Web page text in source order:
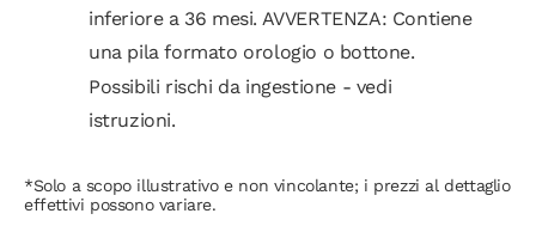
inferiore a 36 mesi. AVVERTENZA: Contiene
una pila formato orologio o bottone.
Possibili rischi da ingestione - vedi
istruzioni.
*Solo a scopo illustrativo e non vincolante; i prezzi al dettaglio
effettivi possono variare.